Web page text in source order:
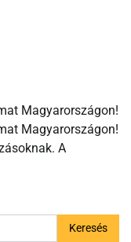
Magyarországon!
Magyarországon!
A